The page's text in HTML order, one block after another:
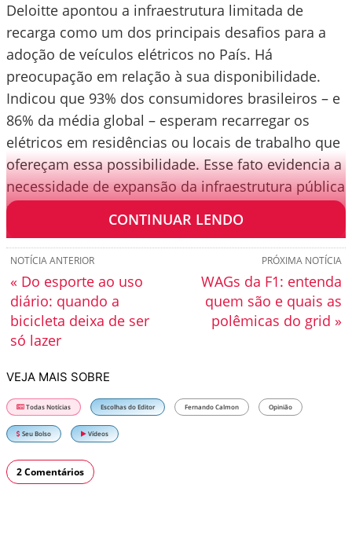
Deloitte apontou a infraestrutura limitada de
recarga como um dos principais desafios para a
adoção de veículos elétricos no País. Há
preocupação em relação à sua disponibilidade.
Indicou que 93% dos consumidores brasileiros – e
86% da média global – esperam recarregar os
elétricos em residências ou locais de trabalho que
ofereçam essa possibilidade. Esse fato evidencia a
necessidade de expansão da infraestrutura pública
para atender à demanda atual e futura.
CONTINUAR LENDO
PRÓXIMA NOTÍCIA
WAGs da F1: entenda
quem são e quais as
polêmicas do grid »
NOTÍCIA ANTERIOR
« Do esporte ao uso
diário: quando a
bicicleta deixa de ser
só lazer
VEJA MAIS SOBRE
Todas Notícias Escolhas do Editor Fernando Calmon Opinião
Seu Bolso Vídeos
2 Comentários